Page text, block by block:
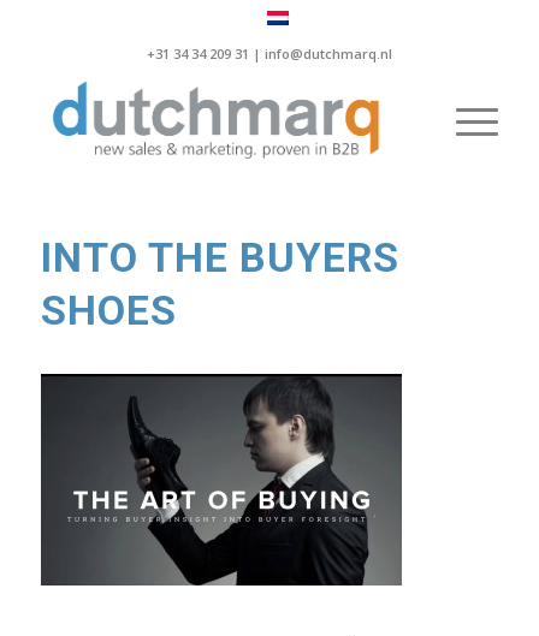
+31 34 34 209 31 | info@dutchmarq.nl
INTO THE BUYERS
SHOES